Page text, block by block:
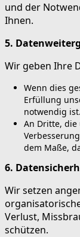
und der
Ihnen.
5.
Wir geben Ihre
Wenn dies
Erfüllung
notwendig ist.
An Dritte,
dem Maße,
6.
Wir setzen
Verlust,
schützen.